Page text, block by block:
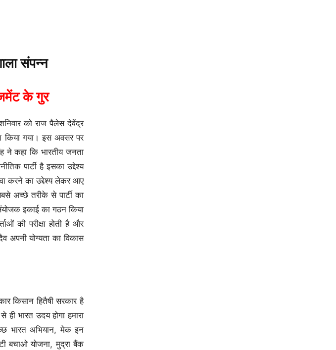
संपन्न
के गुर
को राज पैलेस देवेंद्र
किया गया। इस अवसर पर
ने कहा कि भारतीय जनता
पार्टी है इसका उद्देश्य
करने का उद्देश्य लेकर आए
अच्छे तरीके से पार्टी का
इकाई का गठन किया
की परीक्षा होती है और
अपनी योग्यता का विकास
किसान हितैषी सरकार है
भारत उदय होगा हमारा
भारत अभियान, मेक इन
बचाओ योजना, मुद्रा बैंक